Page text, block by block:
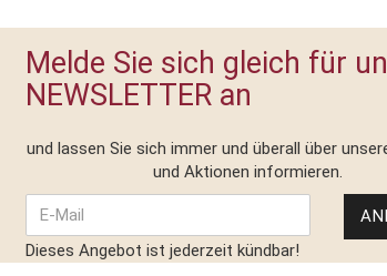
Melde Sie sich gleich für
NEWSLETTER an
und lassen Sie sich immer und überall über
und Aktionen informieren.
Dieses Angebot ist jederzeit kündbar!